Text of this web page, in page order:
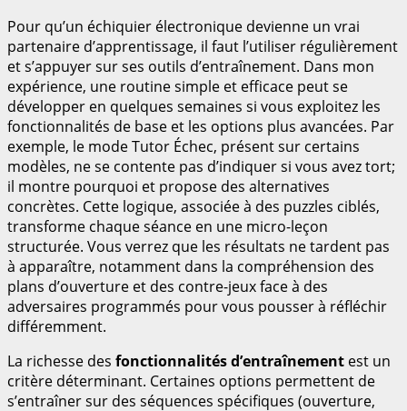
Pour qu’un échiquier électronique devienne un vrai
partenaire d’apprentissage, il faut l’utiliser régulièrement
et s’appuyer sur ses outils d’entraînement. Dans mon
expérience, une routine simple et efficace peut se
développer en quelques semaines si vous exploitez les
fonctionnalités de base et les options plus avancées. Par
exemple, le mode Tutor Échec, présent sur certains
modèles, ne se contente pas d’indiquer si vous avez tort;
il montre pourquoi et propose des alternatives
concrètes. Cette logique, associée à des puzzles ciblés,
transforme chaque séance en une micro-leçon
structurée. Vous verrez que les résultats ne tardent pas
à apparaître, notamment dans la compréhension des
plans d’ouverture et des contre-jeux face à des
adversaires programmés pour vous pousser à réfléchir
différemment.
La richesse des fonctionnalités d’entraînement est un
critère déterminant. Certaines options permettent de
s’entraîner sur des séquences spécifiques (ouverture,